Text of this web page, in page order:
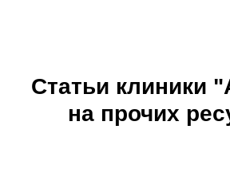
Статьи клиники
на прочих